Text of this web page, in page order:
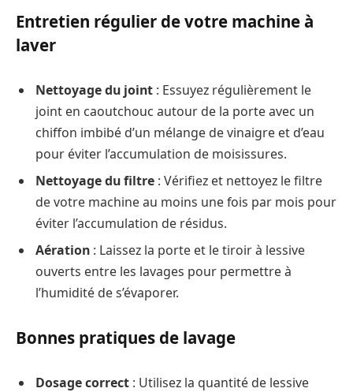
Entretien régulier de votre machine à
laver
Nettoyage du joint : Essuyez régulièrement le
joint en caoutchouc autour de la porte avec un
chiffon imbibé d’un mélange de vinaigre et d’eau
pour éviter l’accumulation de moisissures.
Nettoyage du filtre : Vérifiez et nettoyez le filtre
de votre machine au moins une fois par mois pour
éviter l’accumulation de résidus.
Aération : Laissez la porte et le tiroir à lessive
ouverts entre les lavages pour permettre à
l’humidité de s’évaporer.
Bonnes pratiques de lavage
Dosage correct : Utilisez la quantité de lessive